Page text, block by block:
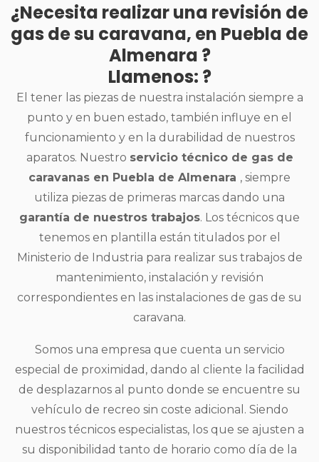
¿Necesita realizar una revisión de
gas de su caravana, en Puebla de
Almenara ?
Llamenos: ?
El tener las piezas de nuestra instalación siempre a
punto y en buen estado, también influye en el
funcionamiento y en la durabilidad de nuestros
aparatos. Nuestro servicio técnico de gas de
caravanas en Puebla de Almenara , siempre
utiliza piezas de primeras marcas dando una
garantía de nuestros trabajos. Los técnicos que
tenemos en plantilla están titulados por el
Ministerio de Industria para realizar sus trabajos de
mantenimiento, instalación y revisión
correspondientes en las instalaciones de gas de su
caravana.
Somos una empresa que cuenta un servicio
especial de proximidad, dando al cliente la facilidad
de desplazarnos al punto donde se encuentre su
vehículo de recreo sin coste adicional. Siendo
nuestros técnicos especialistas, los que se ajusten a
su disponibilidad tanto de horario como día de la